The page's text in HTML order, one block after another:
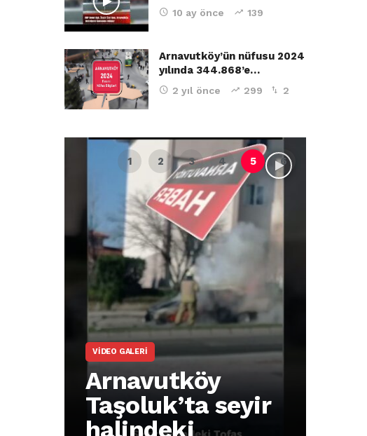
10 ay önce 139
Arnavutköy’ün nüfusu 2024
yılında 344.868’e…
2 yıl önce 299 2
VIDEO GALERI
Arnavutköy
Taşoluk’ta seyir
halindeki